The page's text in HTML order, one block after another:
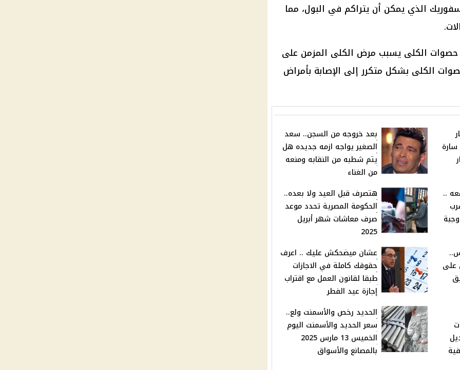
الذي يمكن أن يتراكم في البول، مما
حصوات الكلى يسبب مرض الكلى المزمن على
الكلى بشكل متكرر إلى الإصابة بأمراض
سارة
بعد خروجه من السجن.. سعد
الصغير يواجه ازمه جديده هل
يتم شطبه من النقابه ومنعه
من الغناء
..
هتصرف قبل العيد ولا بعده..
الحكومة المصرية تحدد موعد
صرف معاشات شهر أبريل
2025
على
عشان ميضحكش عليك .. اعرف
حقوقك كاملة في الاجازات
طبقا لقانون العمل مع اقتراب
إجازة عيد الفطر
وكيفية
الحديد رخص والأسمنت ولع..
سعر الحديد والأسمنت اليوم
الخميس 13 مارس 2025
بالمصانع والأسواق